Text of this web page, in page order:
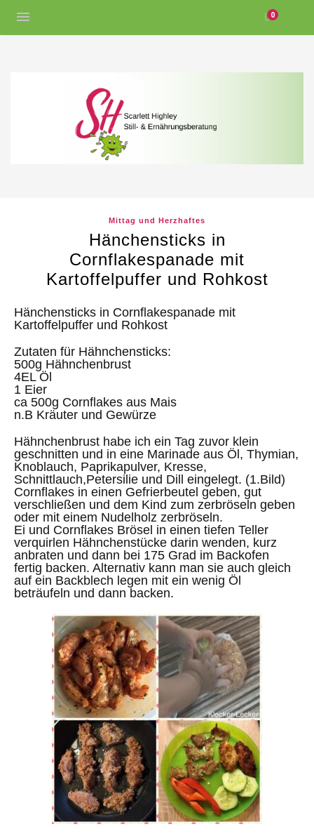
0
Mittag und Herzhaftes
Hänchensticks in
Cornflakespanade mit
Kartoffelpuffer und Rohkost
Hänchensticks in Cornflakespanade mit
Kartoffelpuffer und Rohkost
Zutaten für Hähnchensticks:
500g Hähnchenbrust
4EL Öl
1 Eier
ca 500g Cornflakes aus Mais
n.B Kräuter und Gewürze
Hähnchenbrust habe ich ein Tag zuvor klein
geschnitten und in eine Marinade aus Öl, Thymian,
Knoblauch, Paprikapulver, Kresse,
Schnittlauch,Petersilie und Dill eingelegt. (1.Bild)
Cornflakes in einen Gefrierbeutel geben, gut
verschließen und dem Kind zum zerbröseln geben
oder mit einem Nudelholz zerbröseln.
Ei und Cornflakes Brösel in einen tiefen Teller
verquirlen Hähnchenstücke darin wenden, kurz
anbraten und dann bei 175 Grad im Backofen
fertig backen. Alternativ kann man sie auch gleich
auf ein Backblech legen mit ein wenig Öl
beträufeln und dann backen.